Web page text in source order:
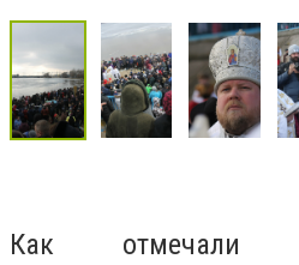
Как отмечали